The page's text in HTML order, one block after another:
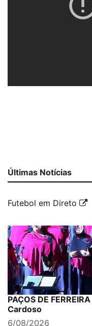
Últimas Notícias
Futebol em Direto
PAÇOS DE
Cardoso
6/08/2026